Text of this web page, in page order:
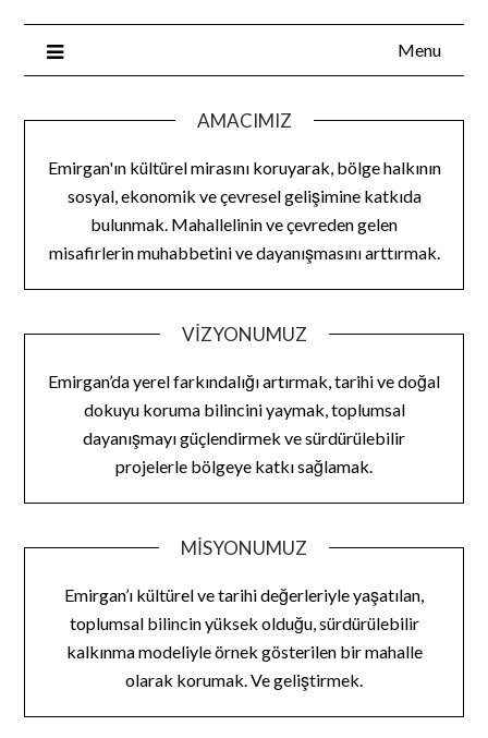
Menu
AMACIMIZ
Emirgan'ın kültürel mirasını koruyarak, bölge halkının
sosyal, ekonomik ve çevresel gelişimine katkıda
bulunmak. Mahallelinin ve çevreden gelen
misafirlerin muhabbetini ve dayanışmasını arttırmak.
VIZYONUMUZ
Emirgan’da yerel farkındalığı artırmak, tarihi ve doğal
dokuyu koruma bilincini yaymak, toplumsal
dayanışmayı güçlendirmek ve sürdürülebilir
projelerle bölgeye katkı sağlamak.
MISYONUMUZ
Emirgan’ı kültürel ve tarihi değerleriyle yaşatılan,
toplumsal bilincin yüksek olduğu, sürdürülebilir
kalkınma modeliyle örnek gösterilen bir mahalle
olarak korumak. Ve geliştirmek.